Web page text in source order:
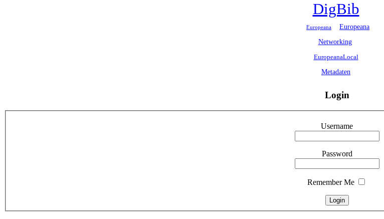
DigBib
Europeana
Europeana
Networking
EuropeanaLocal
Metadaten
Login
Username
Password
Remember Me